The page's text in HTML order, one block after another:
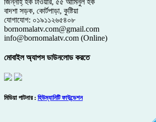
বাদশা সড়ক, কোর্টপাড়া, কুষ্টিয়া
যোগাযোগ: ০১৯১১২৬৫৪০৮
bornomalatv.com@gmail.com
info@bornomalatv.com (Online)
মোবাইল অ্যাপস ডাউনলোড করতে
মিডিয়া পাটনার : হিউম্যানিটি ফাউন্ডেশন